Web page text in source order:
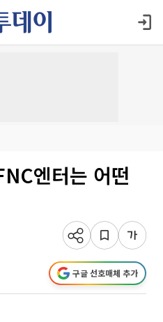
엔터는 어떤
구글 선호매체 추가